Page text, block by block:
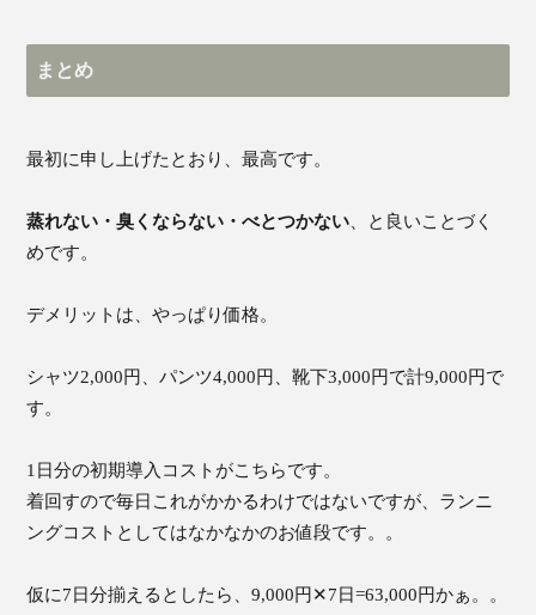
まとめ
最初に申し上げたとおり、最高です。
蒸れない・臭くならない・べとつかない 、と良いことづく
めです。
デメリットは、やっぱり価格。
シャツ2,000円、パンツ4,000円、靴下3,000円で計9,000円で
す。
1日分の初期導入コストがこちらです。
着回すので毎日これがかかるわけではないですが、ランニ
ングコストとしてはなかなかのお値段です。。
仮に7日分揃えるとしたら、9,000円✕7日=63,000円かぁ。。